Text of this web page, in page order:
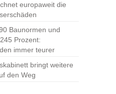
europaweit die
Baunormen und
Prozent:
immer teurer
bringt weitere
den Weg